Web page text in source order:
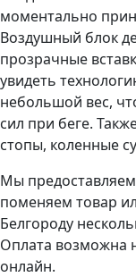
моментально
Воздушный блок
прозрачные
увидеть
небольшой вес,
сил при беге.
стопы, коленные
Мы
поменяем товар
Белгороду
Оплата возможна
онлайн.